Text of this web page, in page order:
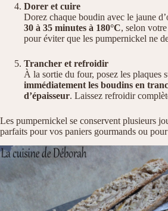
Dorer et cuire
Dorez chaque boudin avec le jaune
30 à 35 minutes à 180°C, selon
pour éviter que les pumpernickel ne
Trancher et refroidir
À la sortie du four, posez les plaques
immédiatement les boudins en
d’épaisseur. Laissez refroidir
Les pumpernickel se conservent plusieurs
parfaits pour vos paniers gourmands ou